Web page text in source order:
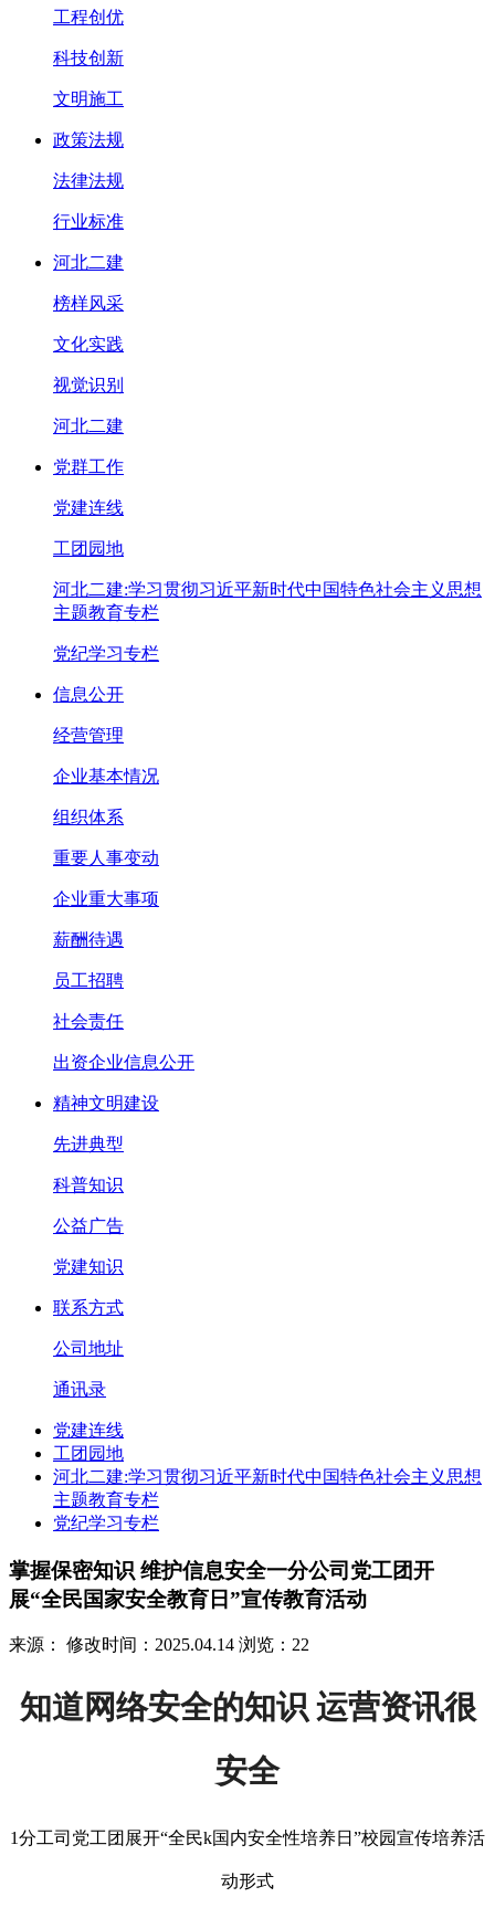
工程创优
科技创新
文明施工
政策法规
法律法规
行业标准
河北二建
榜样风采
文化实践
视觉识别
河北二建
党群工作
党建连线
工团园地
河北二建:学习贯彻习近平新时代中国特色社会主义思想
主题教育专栏
党纪学习专栏
信息公开
经营管理
企业基本情况
组织体系
重要人事变动
企业重大事项
薪酬待遇
员工招聘
社会责任
出资企业信息公开
精神文明建设
先进典型
科普知识
公益广告
党建知识
联系方式
公司地址
通讯录
党建连线
工团园地
河北二建:学习贯彻习近平新时代中国特色社会主义思想
主题教育专栏
党纪学习专栏
掌握保密知识 维护信息安全一分公司党工团开
展“全民国家安全教育日”宣传教育活动
来源： 修改时间：2025.04.14 浏览：22
知道网络安全的知识 运营资讯很
安全
1分工司党工团展开“全民k国内安全性培养日”校园宣传培养活
动形式